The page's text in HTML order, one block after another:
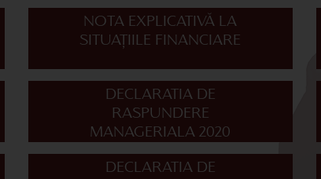
NOTA EXPLICATIVĂ LA
SITUAȚIILE FINANCIARE
DECLARATIA DE
RASPUNDERE
MANAGERIALA 2020
DECLARATIA DE